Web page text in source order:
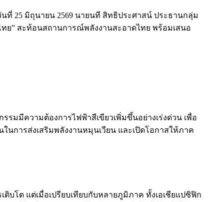
นที่ 25 มิถุนายน 2569 นายนที สิทธิประศาสน์ ประธานกลุ่ม
ย” สะท้อนสถานการณ์พลังงานสะอาดไทย พร้อมเสนอ
มมีความต้องการไฟฟ้าสีเขียวเพิ่มขึ้นอย่างเร่งด่วน เพื่อ
นการส่งเสริมพลังงานหมุนเวียน และเปิดโอกาสให้ภาค
เติบโต แต่เมื่อเปรียบเทียบกับหลายภูมิภาค ทั้งเอเชียแปซิฟิก